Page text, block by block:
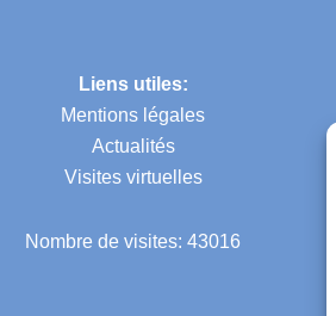
Liens utiles:
Mentions légales
Actualités
Visites virtuelles
Nombre de visites: 43016